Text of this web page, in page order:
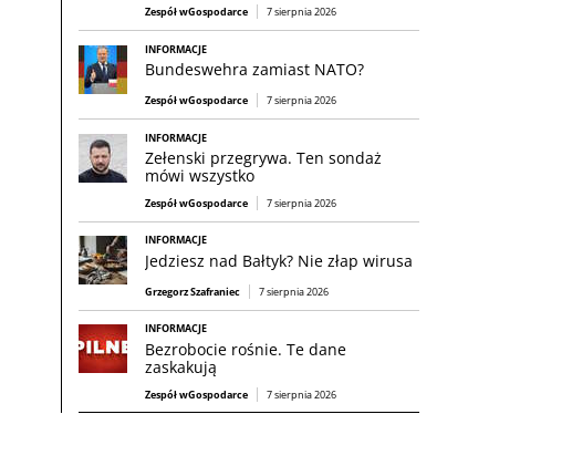
Zespół wGospodarce 7 sierpnia 2026
INFORMACJE
Bundeswehra zamiast NATO?
Zespół wGospodarce 7 sierpnia 2026
INFORMACJE
Zełenski przegrywa. Ten sondaż
mówi wszystko
Zespół wGospodarce 7 sierpnia 2026
INFORMACJE
Jedziesz nad Bałtyk? Nie złap wirusa
Grzegorz Szafraniec 7 sierpnia 2026
INFORMACJE
Bezrobocie rośnie. Te dane
zaskakują
Zespół wGospodarce 7 sierpnia 2026